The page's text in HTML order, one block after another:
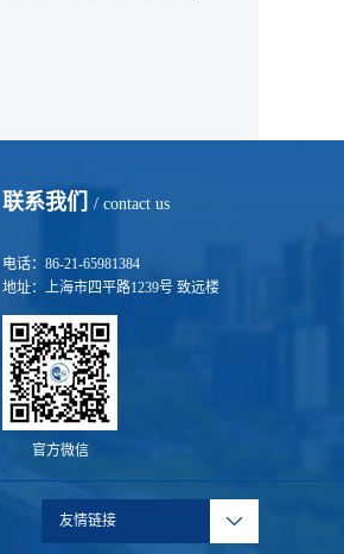
联系我们 / contact us
电话：86-21-65981384
地址：上海市四平路1239号 致远楼
官方微信
友情链接